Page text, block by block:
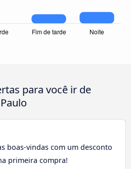
para você ir de
boas-vindas com um desconto
primeira compra!